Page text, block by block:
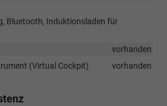
Bluetooth, Induktionsladen für
vorhanden
(Virtual Cockpit)
vorhanden